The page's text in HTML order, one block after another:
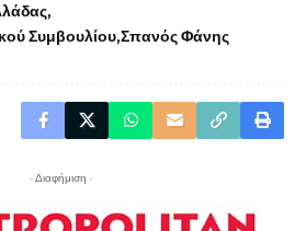
Συμβουλίου Σπανός Φάνης
- Διαφήμιση -